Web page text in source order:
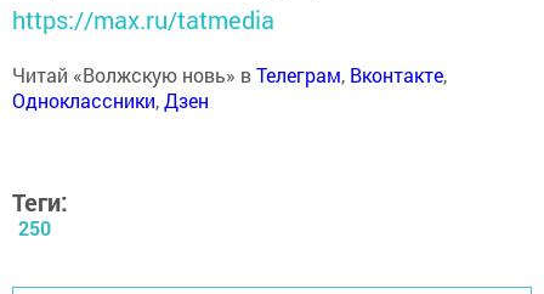
https://max.ru/tatmedia
Читай «Волжскую новь» вТелеграм, Вконтакте,
Одноклассники,Дзен
Теги:
250